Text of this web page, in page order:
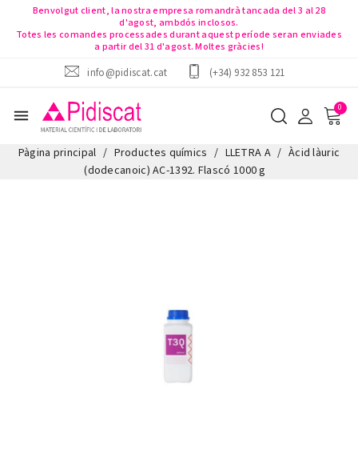
Benvolgut client, la nostra empresa romandrà tancada del 3 al 28
d'agost, ambdós inclosos.
Totes les comandes processades durant aquest període seran enviades
a partir del 31 d'agost. Moltes gràcies!
info@pidiscat.cat
(+34) 932 853 121
menu
Pàgina principal Productes químics LLETRA A
Àcid làuric
(dodecanoic) AC-1392. Flascó 1000 g